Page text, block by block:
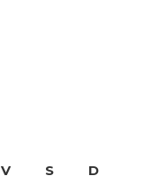
V S D